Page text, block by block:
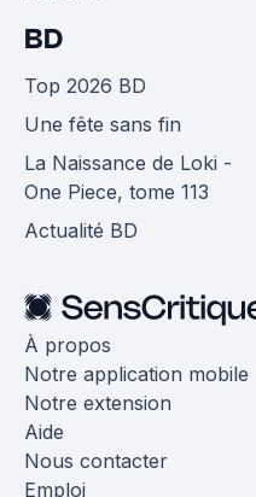
BD
Top 2026 BD
Une fête sans fin
La Naissance de Loki -
One Piece, tome 113
Actualité BD
À propos
Notre application mobile
Notre extension
Aide
Nous contacter
Emploi